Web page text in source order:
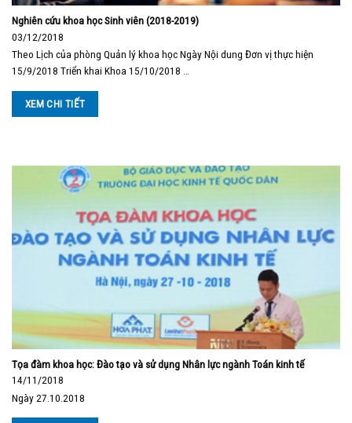
Nghiên cứu khoa học Sinh viên (2018-2019)
03/12/2018
Theo Lịch của phòng Quản lý khoa học Ngày Nội dung Đơn vị thực hiện
15/9/2018 Triển khai Khoa 15/10/2018 …
XEM CHI TIẾT
Tọa đàm khoa học: Đào tạo và sử dụng Nhân lực ngành Toán kinh tế
14/11/2018
Ngày 27.10.2018